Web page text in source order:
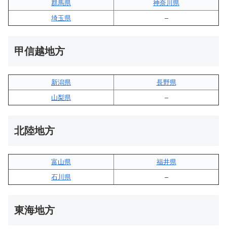
群馬県
神奈川県
埼玉県
–
甲信越地方
新潟県
長野県
山梨県
–
北陸地方
富山県
福井県
石川県
–
東海地方